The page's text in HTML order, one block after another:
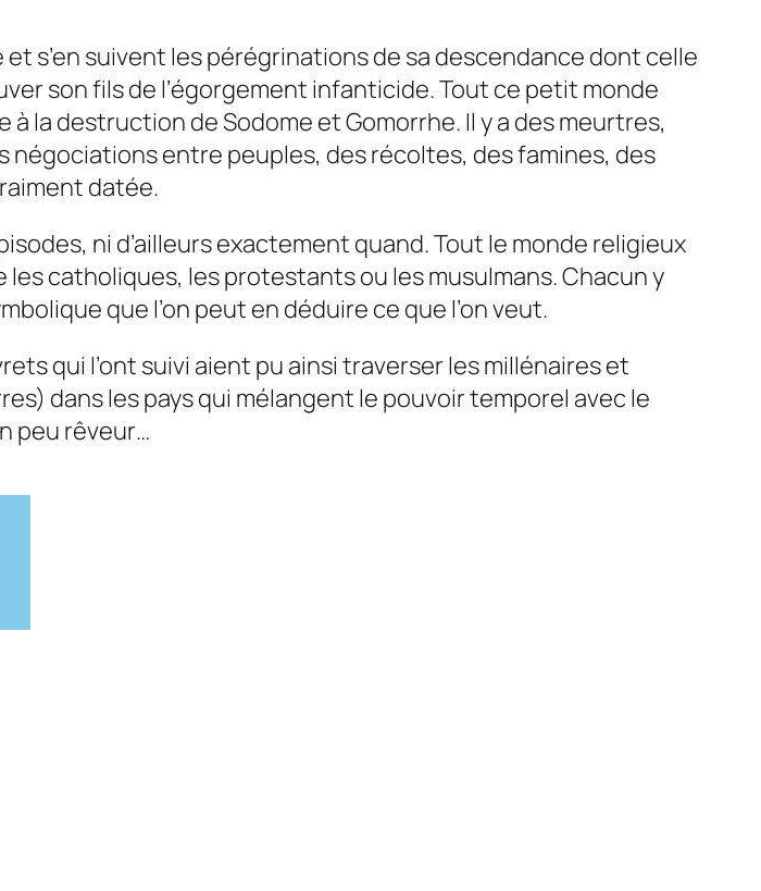
s’en suivent les pérégrinations de sa descendance dont celle
son fils de l’égorgement infanticide. Tout ce petit monde
la destruction de Sodome et Gomorrhe. Il y a des meurtres,
négociations entre peuples, des récoltes, des famines, des
datée.
ni d’ailleurs exactement quand. Tout le monde religieux
catholiques, les protestants ou les musulmans. Chacun y
que l’on peut en déduire ce que l’on veut.
qui l’ont suivi aient pu ainsi traverser les millénaires et
dans les pays qui mélangent le pouvoir temporel avec le
peu rêveur…